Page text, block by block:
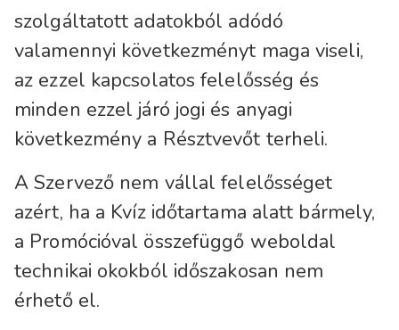
szolgáltatott adatokból adódó
valamennyi következményt maga viseli,
az ezzel kapcsolatos felelősség és
minden ezzel járó jogi és anyagi
következmény a Résztvevőt terheli.
A Szervező nem vállal felelősséget
azért, ha a Kvíz időtartama alatt bármely,
a Promócióval összefüggő weboldal
technikai okokból időszakosan nem
érhető el.